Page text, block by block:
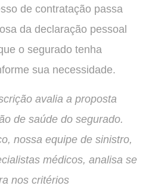
de contratação passa
da declaração pessoal
o segurado tenha
sua necessidade.
avalia a proposta
de saúde do segurado.
nossa equipe de sinistro,
médicos, analisa se
nos critérios